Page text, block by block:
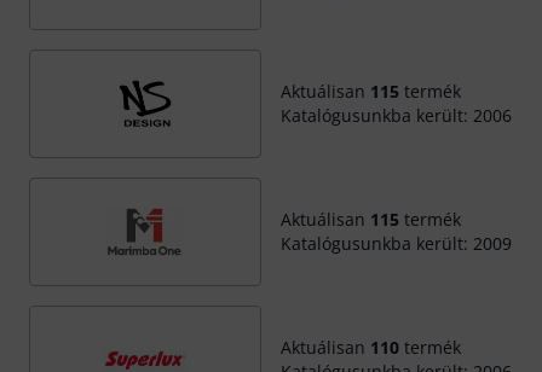
Aktuálisan 115 termék
Katalógusunkba került: 2006
Aktuálisan 115 termék
Katalógusunkba került: 2009
Aktuálisan 110termék